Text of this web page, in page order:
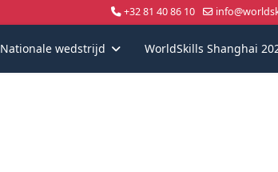
+32 81 40 86 10
Nationale wedstrijd WorldSkills Shanghai